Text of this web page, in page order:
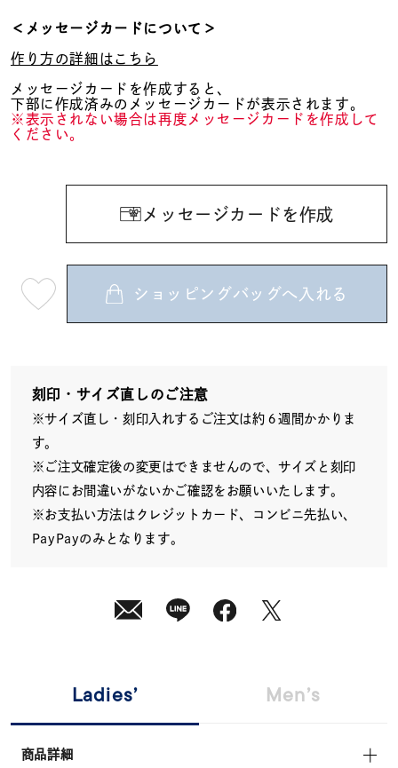
＜メッセージカードについて＞
作り方の詳細はこちら
メッセージカードを作成すると、
下部に作成済みのメッセージカードが表示されます。
※表示されない場合は再度メッセージカードを作成して
ください。
メッセージカードを作成
08
送
¥41,800 (tax
ショッピングバッグへ入れる
刻印・サイズ直しのご注意
※サイズ直し・刻印入れするご注文は約６週間かかりま
す。
※ご注文確定後の変更はできませんので、サイズと刻印
内容にお間違いがないかご確認をお願いいたします。
※お支払い方法はクレジットカード、コンビニ先払い、
PayPayのみとなります。
Ladies’ Men’s
商品詳細